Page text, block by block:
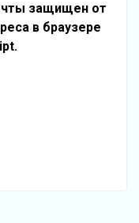
защищен от
в браузере